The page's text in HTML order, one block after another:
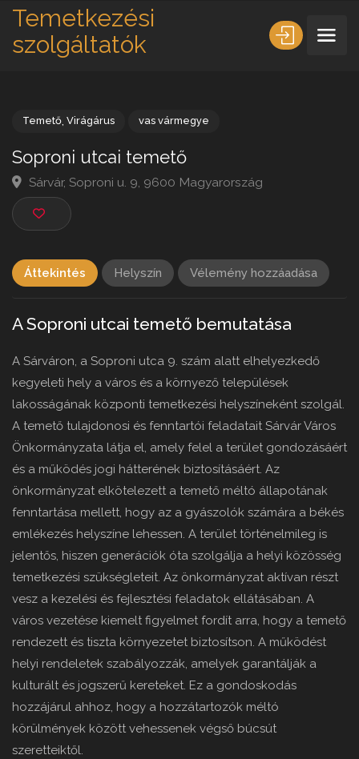
Temetkezési
szolgáltatók
Soproni utcai temető
Sárvár, Soproni u. 9, 9600 Magyarország
Áttekintés Helyszín Vélemény hozzáadása
A Soproni utcai temető bemutatása
A Sárváron, a Soproni utca 9. szám alatt elhelyezkedő
kegyeleti hely a város és a környező települések
lakosságának központi temetkezési helyszíneként szolgál.
A temető tulajdonosi és fenntartói feladatait Sárvár Város
Önkormányzata látja el, amely felel a terület gondozásáért
és a működés jogi hátterének biztosításáért. Az
önkormányzat elkötelezett a temető méltó állapotának
fenntartása mellett, hogy az a gyászolók számára a békés
emlékezés helyszíne lehessen. A terület történelmileg is
jelentős, hiszen generációk óta szolgálja a helyi közösség
temetkezési szükségleteit. Az önkormányzat aktívan részt
vesz a kezelési és fejlesztési feladatok ellátásában. A
város vezetése kiemelt figyelmet fordít arra, hogy a temető
rendezett és tiszta környezetet biztosítson. A működést
helyi rendeletek szabályozzák, amelyek garantálják a
kulturált és jogszerű kereteket. Ez a gondoskodás
hozzájárul ahhoz, hogy a hozzátartozók méltó
körülmények között vehessenek végső búcsút
szeretteiktől.